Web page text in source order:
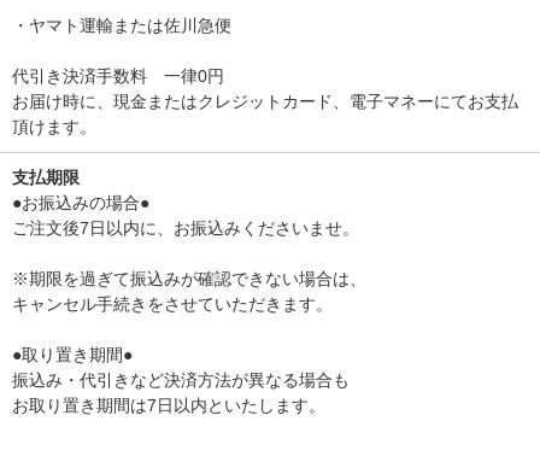
・ヤマト運輸または佐川急便
代引き決済手数料 一律0円
お届け時に、現金またはクレジットカード、電子マネーにてお支払
頂けます。
支払期限
●お振込みの場合●
ご注文後7日以内に、お振込みくださいませ。
※期限を過ぎて振込みが確認できない場合は、
キャンセル手続きをさせていただきます。
●取り置き期間●
振込み・代引きなど決済方法が異なる場合も
お取り置き期間は7日以内といたします。